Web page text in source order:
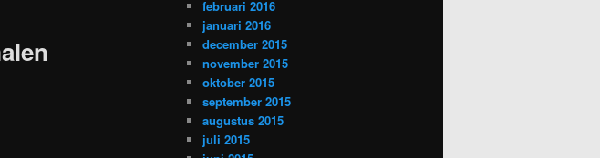
februari 2016
januari 2016
december 2015
november 2015
oktober 2015
september 2015
augustus 2015
juli 2015